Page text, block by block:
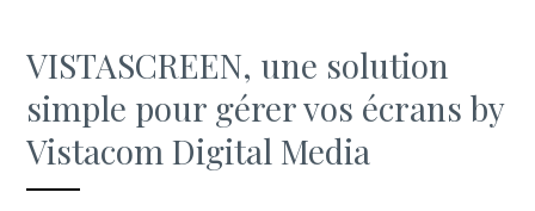
VISTASCREEN, une solution
simple pour gérer vos écrans by
Vistacom Digital Media